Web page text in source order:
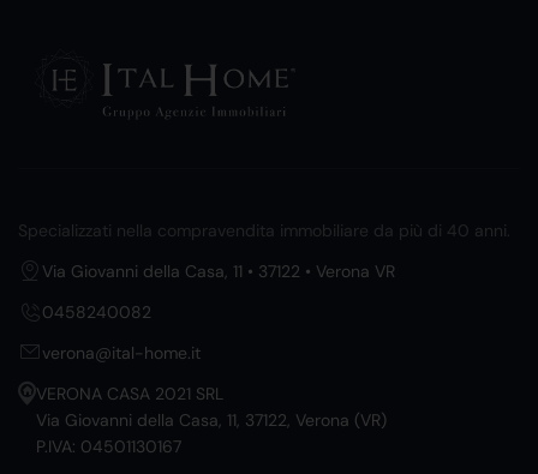
Specializzati nella compravendita immobiliare da più di 40 anni.
Via Giovanni della Casa, 11 • 37122 • Verona VR
0458240082
verona@ital-home.it
VERONA CASA 2021 SRL
Via Giovanni della Casa, 11, 37122, Verona (VR)
P.IVA: 04501130167